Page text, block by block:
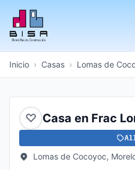
Inicio › Casas › Lomas de
♡ Casa en Frac
Lomas de Cocoyoc,